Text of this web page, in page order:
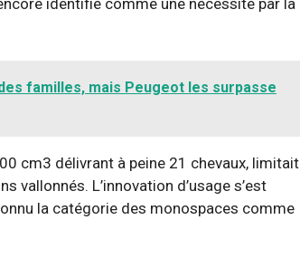
familles, mais Peugeot les surpasse
cm3 délivrant à peine 21 chevaux, limitait
vallonnés. L’innovation d’usage s’est
la catégorie des monospaces comme